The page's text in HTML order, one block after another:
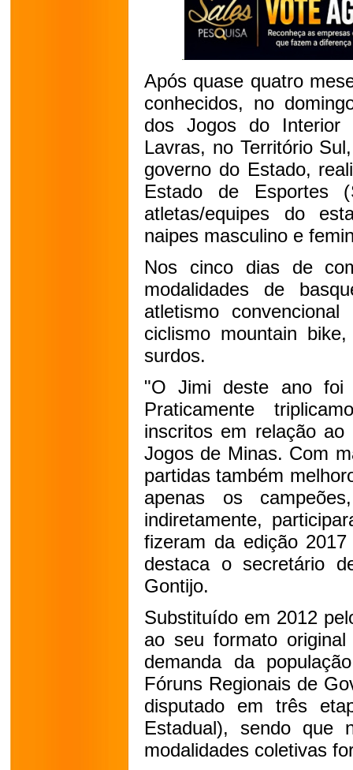
Após quase quatro
conhecidos, no
dos Jogos do Interior
Lavras, no Território
governo do Estado,
Estado de Esportes
atletas/equipes do
naipes masculino e
Nos cinco dias de
modalidades de
atletismo
ciclismo mountain
surdos.
"O Jimi deste ano
Praticamente
inscritos em relação
Jogos de Minas. Com
partidas também
apenas os
indiretamente,
fizeram da edição
destaca o secretário
Gontijo.
Substituído em 2012
ao seu formato
demanda da
Fóruns Regionais de
disputado em três
Estadual), sendo que
modalidades coletivas